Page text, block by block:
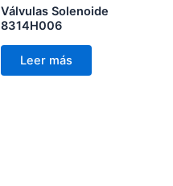
Válvulas Solenoide
8314H006
Leer más